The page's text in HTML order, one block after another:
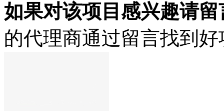
如果对该项目感兴趣请留
的代理商通过留言找到